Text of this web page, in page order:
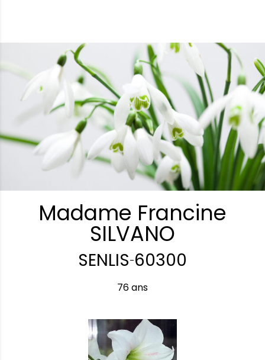
Madame Francine
SILVANO
SENLIS-60300
76 ans